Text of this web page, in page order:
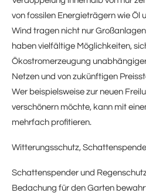
von fossilen Energieträgern wie Öl
Wind tragen nicht nur
haben vielfältige Möglichkeiten,
Ökostromerzeugung
Netzen und von zukünftigen
Wer beispielsweise zur neuen
verschönern möchte, kann mit
mehrfach profitieren.
Witterungsschutz,
Schattenspender und
Bedachung für den Garten